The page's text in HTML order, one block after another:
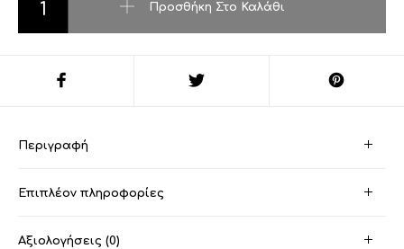
Προσθήκη Στο Καλάθι
Περιγραφή
Επιπλέον πληροφορίες
Αξιολογήσεις (0)